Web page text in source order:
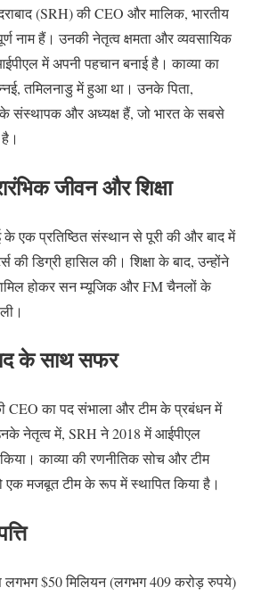
(SRH)कीCEO और मालिक, भारतीय
नाम हैं। उनकी नेतृत्व क्षमता और व्यवसायिक
में अपनी पहचान बनाई है। काव्या का
,तमिलनाडु में हुआ था। उनके पिता,
संस्थापक और अध्यक्ष हैं,जो भारत के सबसे
जीवनऔरशिक्षा
के एक प्रतिष्ठित संस्थान से पूरी की और बाद में
की डिग्री हासिल की। शिक्षा के बाद,उन्होंने
होकर सन म्यूजिक औरFMचैनलों के
केसाथसफर
CEOका पद संभाला और टीम के प्रबंधन में
नेतृत्व में, SRHने2018में आईपीएल
काव्या की रणनीतिक सोच और टीम
एक मजबूत टीम के रूप में स्थापित किया है।
लगभग$50मिलियन(लगभग409करोड़ रुपये)